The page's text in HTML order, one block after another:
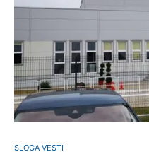
SLOGA VESTI